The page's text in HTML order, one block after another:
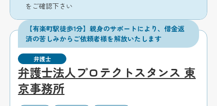
をご確認下さい
【有楽町駅徒歩1分】親身のサポートにより、借金返
済の苦しみからご依頼者様を解放いたします
弁護士
弁護士法人プロテクトスタンス 東
京事務所